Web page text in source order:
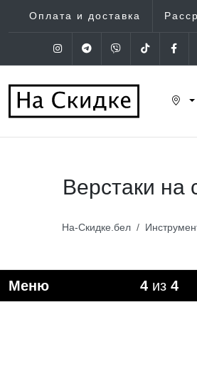
Оплата и доставка
InstagramTelegram
Viber Tik-Tok
Верстаки на
На-Скидке.бел
Меню 4 из 4